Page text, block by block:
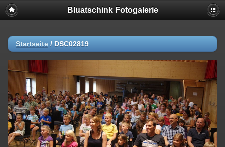
Bluatschink Fotogalerie
Startseite / DSC02819